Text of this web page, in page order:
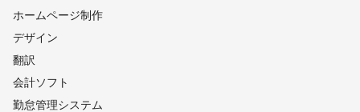
ホームページ制作
デザイン
翻訳
会計ソフト
勤怠管理システム